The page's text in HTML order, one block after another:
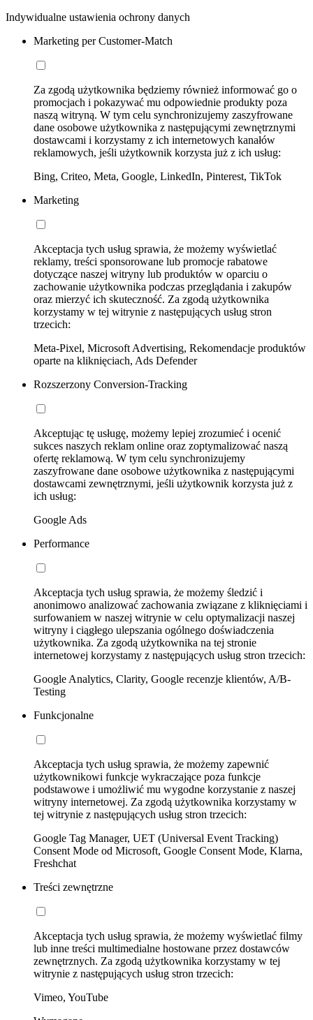
Indywidualne ustawienia ochrony danych
Marketing per Customer-Match
Za zgodą użytkownika będziemy również informować go o
promocjach i pokazywać mu odpowiednie produkty poza
naszą witryną. W tym celu synchronizujemy zaszyfrowane
dane osobowe użytkownika z następującymi zewnętrznymi
dostawcami i korzystamy z ich internetowych kanałów
reklamowych, jeśli użytkownik korzysta już z ich usług:
Bing, Criteo, Meta, Google, LinkedIn, Pinterest, TikTok
Marketing
Akceptacja tych usług sprawia, że możemy wyświetlać
reklamy, treści sponsorowane lub promocje rabatowe
dotyczące naszej witryny lub produktów w oparciu o
zachowanie użytkownika podczas przeglądania i zakupów
oraz mierzyć ich skuteczność. Za zgodą użytkownika
korzystamy w tej witrynie z następujących usług stron
trzecich:
Meta-Pixel, Microsoft Advertising, Rekomendacje produktów
oparte na kliknięciach, Ads Defender
Rozszerzony Conversion-Tracking
Akceptując tę usługę, możemy lepiej zrozumieć i ocenić
sukces naszych reklam online oraz zoptymalizować naszą
ofertę reklamową. W tym celu synchronizujemy
zaszyfrowane dane osobowe użytkownika z następującymi
dostawcami zewnętrznymi, jeśli użytkownik korzysta już z
ich usług:
Google Ads
Performance
Akceptacja tych usług sprawia, że możemy śledzić i
anonimowo analizować zachowania związane z kliknięciami i
surfowaniem w naszej witrynie w celu optymalizacji naszej
witryny i ciągłego ulepszania ogólnego doświadczenia
użytkownika. Za zgodą użytkownika na tej stronie
internetowej korzystamy z następujących usług stron trzecich:
Google Analytics, Clarity, Google recenzje klientów, A/B-
Testing
Funkcjonalne
Akceptacja tych usług sprawia, że możemy zapewnić
użytkownikowi funkcje wykraczające poza funkcje
podstawowe i umożliwić mu wygodne korzystanie z naszej
witryny internetowej. Za zgodą użytkownika korzystamy w
tej witrynie z następujących usług stron trzecich:
Google Tag Manager, UET (Universal Event Tracking)
Consent Mode od Microsoft, Google Consent Mode, Klarna,
Freshchat
Treści zewnętrzne
Akceptacja tych usług sprawia, że możemy wyświetlać filmy
lub inne treści multimedialne hostowane przez dostawców
zewnętrznych. Za zgodą użytkownika korzystamy w tej
witrynie z następujących usług stron trzecich:
Vimeo, YouTube